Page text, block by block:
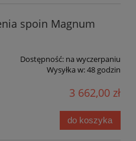
spoin Magnum
Dostępność: na wyczerpaniu
Wysyłka w:48 godzin
3 662,00 zł
do koszyka